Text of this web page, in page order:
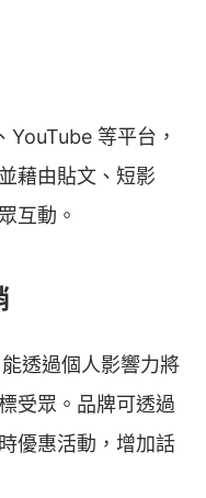
等平台，
藉由貼文、短影
互動。
透過個人影響力將
受眾。品牌可透過
優惠活動，增加話